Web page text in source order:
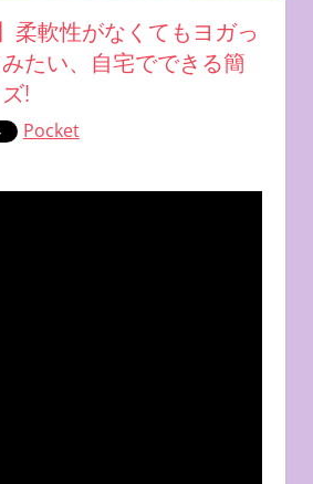
柔軟性がなくてもヨガっ
たい、自宅でできる簡
!
Pocket